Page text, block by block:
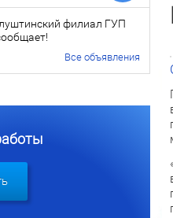
филиал ГУП
Все объявления